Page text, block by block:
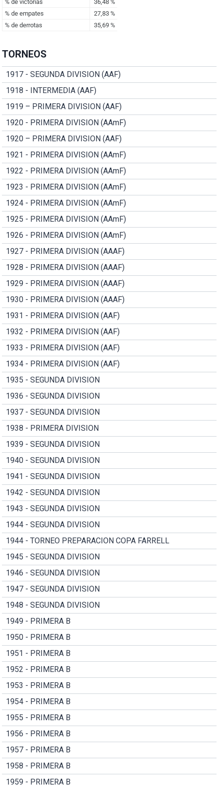
TORNEOS
1917 - SEGUNDA DIVISION (AAF)
1918 - INTERMEDIA (AAF)
1919 – PRIMERA DIVISION (AAF)
1920 - PRIMERA DIVISION (AAmF)
1920 – PRIMERA DIVISION (AAF)
1921 - PRIMERA DIVISION (AAmF)
1922 - PRIMERA DIVISION (AAmF)
1923 - PRIMERA DIVISION (AAmF)
1924 - PRIMERA DIVISION (AAmF)
1925 - PRIMERA DIVISION (AAmF)
1926 - PRIMERA DIVISION (AAmF)
1927 - PRIMERA DIVISION (AAAF)
1928 - PRIMERA DIVISION (AAAF)
1929 - PRIMERA DIVISION (AAAF)
1930 - PRIMERA DIVISION (AAAF)
1931 - PRIMERA DIVISION (AAF)
1932 - PRIMERA DIVISION (AAF)
1933 - PRIMERA DIVISION (AAF)
1934 - PRIMERA DIVISION (AAF)
1935 - SEGUNDA DIVISION
1936 - SEGUNDA DIVISION
1937 - SEGUNDA DIVISION
1938 - PRIMERA DIVISION
1939 - SEGUNDA DIVISION
1940 - SEGUNDA DIVISION
1941 - SEGUNDA DIVISION
1942 - SEGUNDA DIVISION
1943 - SEGUNDA DIVISION
1944 - SEGUNDA DIVISION
1944 - TORNEO PREPARACION COPA FARRELL
1945 - SEGUNDA DIVISION
1946 - SEGUNDA DIVISION
1947 - SEGUNDA DIVISION
1948 - SEGUNDA DIVISION
1949 - PRIMERA B
1950 - PRIMERA B
1951 - PRIMERA B
1952 - PRIMERA B
1953 - PRIMERA B
1954 - PRIMERA B
1955 - PRIMERA B
1956 - PRIMERA B
1957 - PRIMERA B
1958 - PRIMERA B
1959 - PRIMERA B